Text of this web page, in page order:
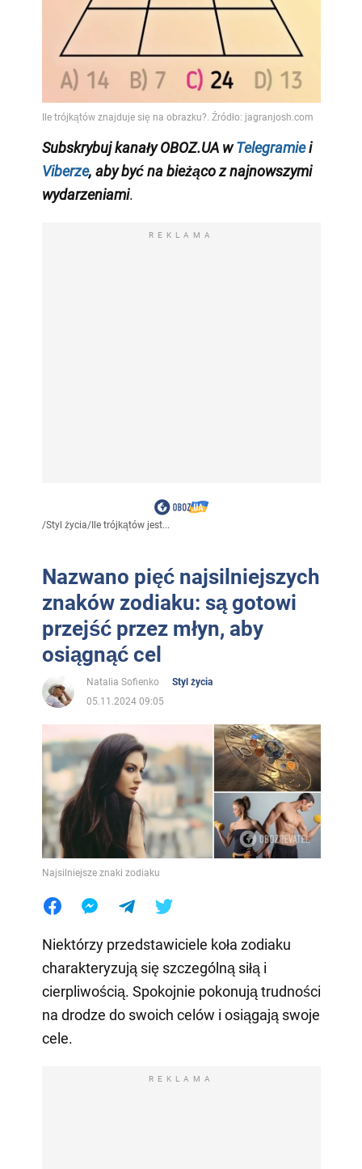
Subskrybuj kanały OBOZ.UA wTelegramiei
Viberze, aby być na bieżąco z najnowszymi
wydarzeniami.
REKLAMA
/Styl życia/Ile trójkątów jest...
Nazwano pięć najsilniejszych
znaków zodiaku: są gotowi
przejść przez młyn, aby
osiągnąć cel
Natalia Sofienko
Styl życia
05.11.2024 09:05
Najsilniejsze znaki zodiaku
Niektórzy przedstawiciele koła zodiaku
charakteryzują się szczególną siłą i
cierpliwością. Spokojnie pokonują trudności
na drodze do swoich celów i osiągają swoje
cele.
REKLAMA